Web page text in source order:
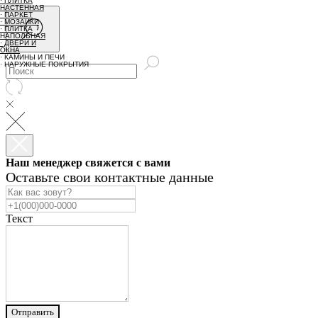
НАСТЕННАЯ
· ПАРКЕТ
· МОЗАИКИ
· ПЛИТКА
НАПОЛЬНАЯ
· ДВЕРИ И
ОКНА
· КАМИНЫ И ПЕЧИ
· НАРУЖНЫЕ ПОКРЫТИЯ
Наш менеджер свяжется с вами
Оставьте свои контактные данные
Текст
Отправить